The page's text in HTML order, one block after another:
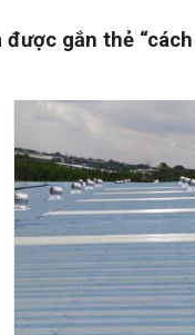
được gắn thẻ